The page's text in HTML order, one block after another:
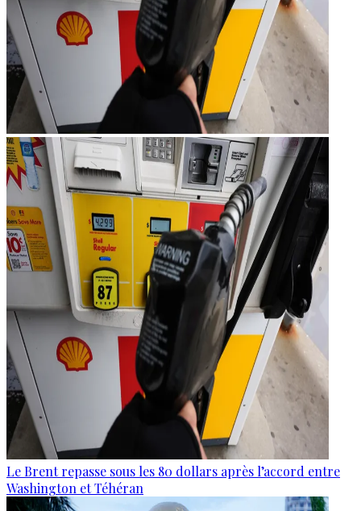
Le Brent repasse sous les 80 dollars après l’accord entre
Washington et Téhéran